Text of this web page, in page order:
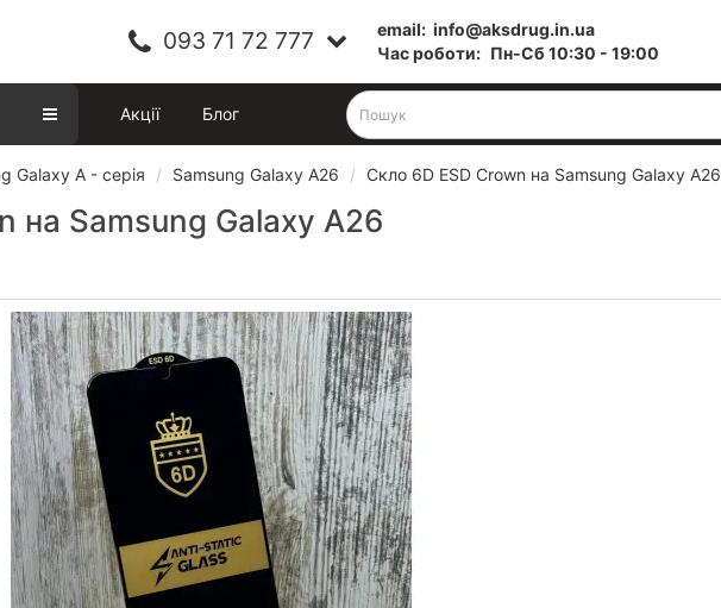
093 71 72 777 email: info@aksdrug.in.ua
Час роботи: Пн-Cб 10:30 - 19:00
Акції Блог
Galaxy A - серія Samsung Galaxy A26 Скло 6D ESD Crown на Samsung Galaxy A26
на Samsung Galaxy A26